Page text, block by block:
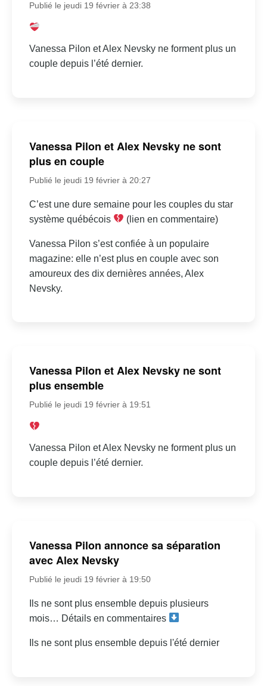
Publié le jeudi 19 février à 23:38
Vanessa Pilon et Alex Nevsky ne forment plus un
couple depuis l’été dernier.
Vanessa Pilon et Alex Nevsky ne sont
plus en couple
Publié le jeudi 19 février à 20:27
C’est une dure semaine pour les couples du star
système québécois
(lien en commentaire)
Vanessa Pilon s’est confiée à un populaire
magazine: elle n’est plus en couple avec son
amoureux des dix dernières années, Alex
Nevsky.
Vanessa Pilon et Alex Nevsky ne sont
plus ensemble
Publié le jeudi 19 février à 19:51
Vanessa Pilon et Alex Nevsky ne forment plus un
couple depuis l’été dernier.
Vanessa Pilon annonce sa séparation
avec Alex Nevsky
Publié le jeudi 19 février à 19:50
Ils ne sont plus ensemble depuis plusieurs
mois… Détails en commentaires
Ils ne sont plus ensemble depuis l'été dernier